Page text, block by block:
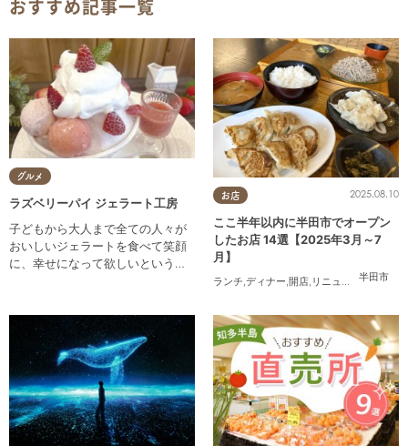
おすすめ記事一覧
グルメ
ラズベリーパイ ジェラート工房
子どもから大人まで全ての人々が
おいしいジェラートを食べて笑顔
に、幸せになって欲しいという願
お店
半田市
2025.08.10
ここ半年以内に半田市でオープン
したお店 14選【2025年3月～7
月】
ランチ,ディナー,開店, リニューアル ,まとめ